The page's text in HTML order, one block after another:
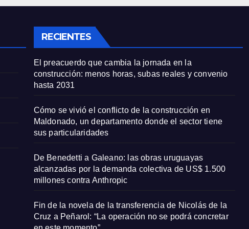
particularidades
RECIENTES
El preacuerdo que cambia la jornada en la
construcción: menos horas, subas reales y convenio
hasta 2031
Cómo se vivió el conflicto de la construcción en
Maldonado, un departamento donde el sector tiene
sus particularidades
De Benedetti a Galeano: las obras uruguayas
alcanzadas por la demanda colectiva de US$ 1.500
millones contra Anthropic
Fin de la novela de la transferencia de Nicolás de la
Cruz a Peñarol: “La operación no se podrá concretar